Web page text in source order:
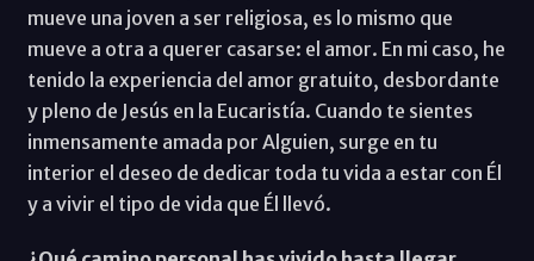
mueve una joven a ser religiosa, es lo mismo que
mueve a otra a querer casarse: el amor. En mi caso, he
tenido la experiencia del amor gratuito, desbordante
y pleno de Jesús en la Eucaristía. Cuando te sientes
inmensamente amada por Alguien, surge en tu
interior el deseo de dedicar toda tu vida a estar con Él
y a vivir el tipo de vida que Él llevó.